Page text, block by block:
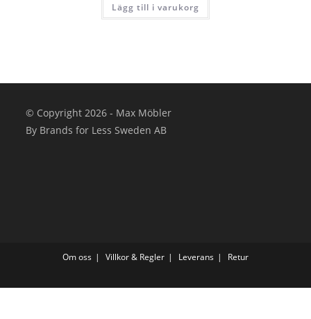
Lägg till i varukorg
© Copyright 2026 - Max Möbler
By Brands for Less Sweden AB
Om oss Villkor & Regler Leverans Retur